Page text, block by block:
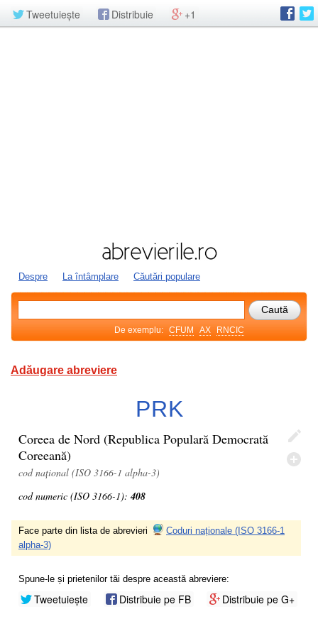
Tweetuiește Distribuie +1
Despre La întâmplare Căutări populare
De exemplu: CFUM AX RNCIC
Adăugare abreviere
PRK
Coreea de Nord (Republica Populară Democrată
Coreeană)
cod național (ISO 3166-1 alpha-3)
cod numeric (ISO 3166-1): 408
Face parte din lista de abrevieri
Coduri naționale (ISO 3166-1
alpha-3)
Spune-le și prietenilor tăi despre această abreviere:
Tweetuiește Distribuie pe FB Distribuie pe G+